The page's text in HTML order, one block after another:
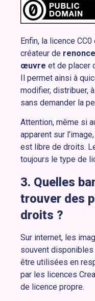
Enfin, la licence
créateur de
œuvre et de placer
Il permet ainsi à
modifier, distribuer,
sans demander la
Attention, même si
apparent sur
est libre de droits.
toujours le type de
3. Quelles
trouver des
droits ?
Sur internet, les
souvent
être utilisées en
par les licences
de licence propre.